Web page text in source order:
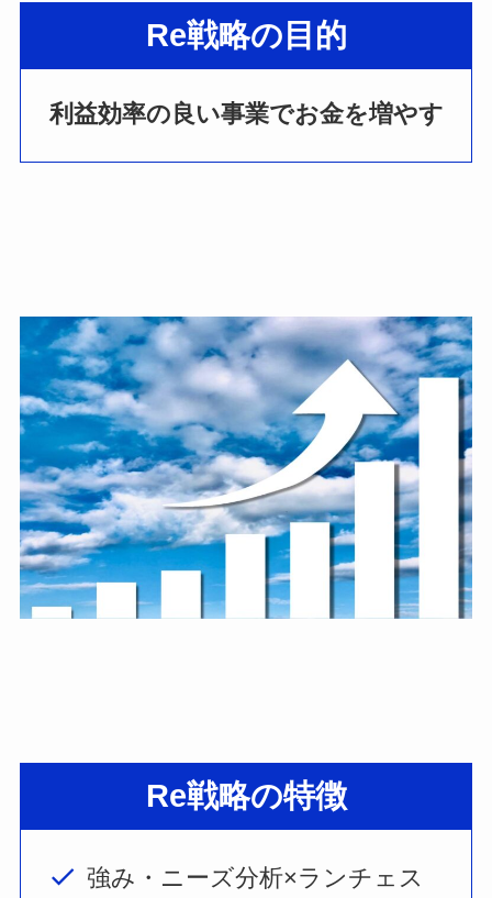
Re戦略の目的
利益効率の良い事業でお金を増やす
Re戦略の特徴
強み・ニーズ分析×ランチェス